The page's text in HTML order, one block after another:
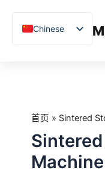
应用场景
Blog
客户案例
Chinese
English
Arabic
Japanese
首页 » Sintered
Machine